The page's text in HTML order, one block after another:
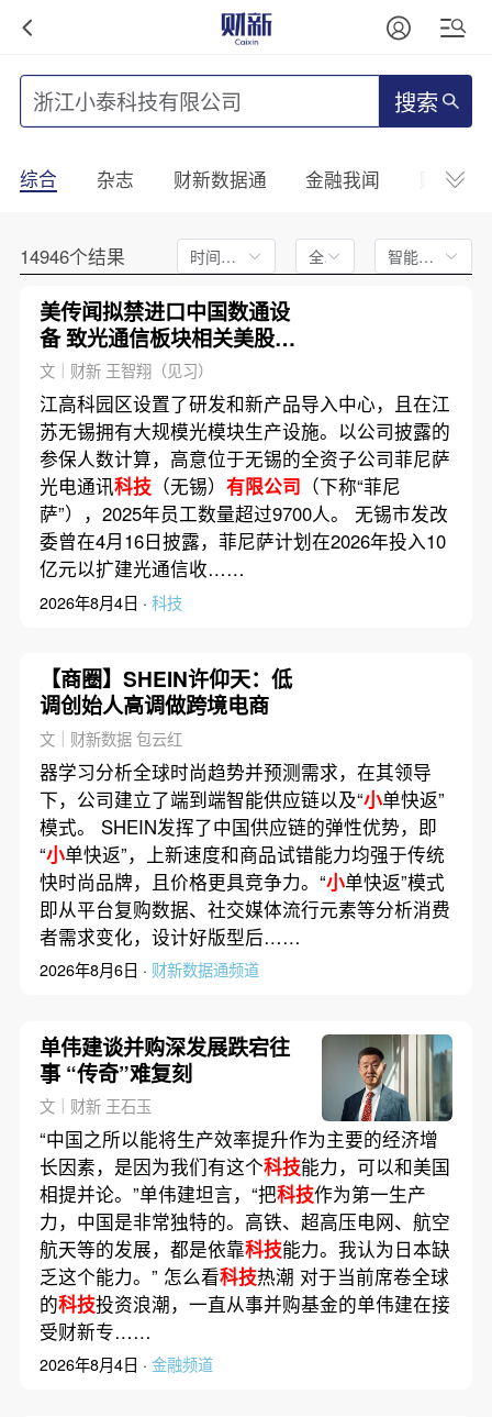
搜索
综合 杂志 财新数据通 金融我闻 财新
14946个结果 时间不限 全文 智能排序
美传闻拟禁进口中国数通设
备 致光通信板块相关美股大
涨、A股大跌(含视频)
文｜财新 王智翔（见习）
江高科园区设置了研发和新产品导入中心，且在江
苏无锡拥有大规模光模块生产设施。以公司披露的
参保人数计算，高意位于无锡的全资子公司菲尼萨
光电通讯科技（无锡） 有限公司 （下称“菲尼
萨”），2025年员工数量超过9700人。 无锡市发改
委曾在4月16日披露，菲尼萨计划在2026年投入10
亿元以扩建光通信收……
2026年8月4日 · 科技
【商圈】SHEIN许仰天：低
调创始人高调做跨境电商
文｜财新数据 包云红
器学习分析全球时尚趋势并预测需求，在其领导
下，公司建立了端到端智能供应链以及“小单快返”
模式。 SHEIN发挥了中国供应链的弹性优势，即
“小单快返”，上新速度和商品试错能力均强于传统
快时尚品牌，且价格更具竞争力。“小单快返”模式
即从平台复购数据、社交媒体流行元素等分析消费
者需求变化，设计好版型后……
2026年8月6日 · 财新数据通频道
单伟建谈并购深发展跌宕往
事 “传奇”难复刻
文｜财新 王石玉
“中国之所以能将生产效率提升作为主要的经济增
长因素，是因为我们有这个科技能力，可以和美国
相提并论。”单伟建坦言，“把科技作为第一生产
力，中国是非常独特的。高铁、超高压电网、航空
航天等的发展，都是依靠科技能力。我认为日本缺
乏这个能力。” 怎么看科技热潮 对于当前席卷全球
的科技投资浪潮，一直从事并购基金的单伟建在接
受财新专……
2026年8月4日 · 金融频道